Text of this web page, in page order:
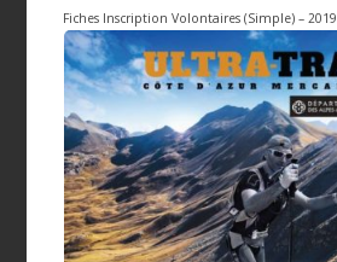
Fiches Inscription Volontaires (Simple) – 2019